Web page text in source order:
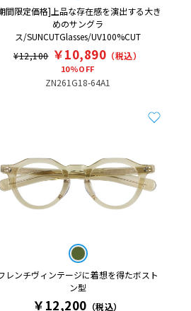
間限定価格]上品な存在感を演出する大き
めのサングラ
ス/SUNCUTGlasses/UV100%CUT
¥12,100 ￥10,890 （税込）
10%OFF
ZN261G18-64A1
レンチヴィンテージに着想を得たボスト
ン型
￥12,200 （税込）